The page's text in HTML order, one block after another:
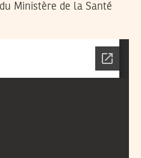
Ministère de la Santé